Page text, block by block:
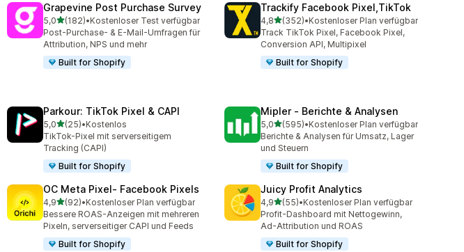
Grapevine Post Purchase Survey
5,0von 5 Sternen
(182)
182 Rezensionen insgesamt
•Kostenloser Test verfügbar
Post-Purchase- & E-Mail-Umfragen für
Attribution, NPS und mehr
Built for Shopify
Trackify Facebook Pixel,TikTok
4,8von 5 Sternen
(352)
352 Rezensionen insgesamt
•Kostenloser Plan verfügbar
Track TikTok Pixel, Facebook Pixel,
Conversion API, Multipixel
Built for Shopify
Parkour: TikTok Pixel & CAPI
5,0von 5 Sternen
(25)
25 Rezensionen insgesamt
•Kostenlos
TikTok-Pixel mit serverseitigem
Tracking (CAPI)
Built for Shopify
Mipler ‑ Berichte & Analysen
5,0von 5 Sternen
(595)
595 Rezensionen insgesamt
•Kostenloser Plan verfügbar
Berichte & Analysen für Umsatz, Lager
und Steuern
Built for Shopify
OC Meta Pixel‑ Facebook Pixels
4,9von 5 Sternen
(92)
92 Rezensionen insgesamt
•Kostenloser Plan verfügbar
Bessere ROAS-Anzeigen mit mehreren
Pixeln, serverseitiger CAPI und Feeds
Built for Shopify
Juicy Profit Analytics
4,9von 5 Sternen
(55)
55 Rezensionen insgesamt
•Kostenloser Plan verfügbar
Profit-Dashboard mit Nettogewinn,
Ad-Attribution und ROAS
Built for Shopify